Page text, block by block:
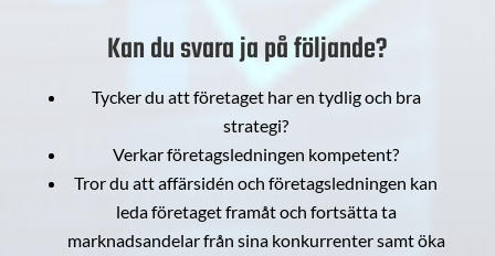
Kan du svara ja på följande?
Tycker du att företaget har en tydlig och bra
strategi?
Verkar företagsledningen kompetent?
Tror du att affärsidén och företagsledningen kan
leda företaget framåt och fortsätta ta
marknadsandelar från sina konkurrenter samt öka